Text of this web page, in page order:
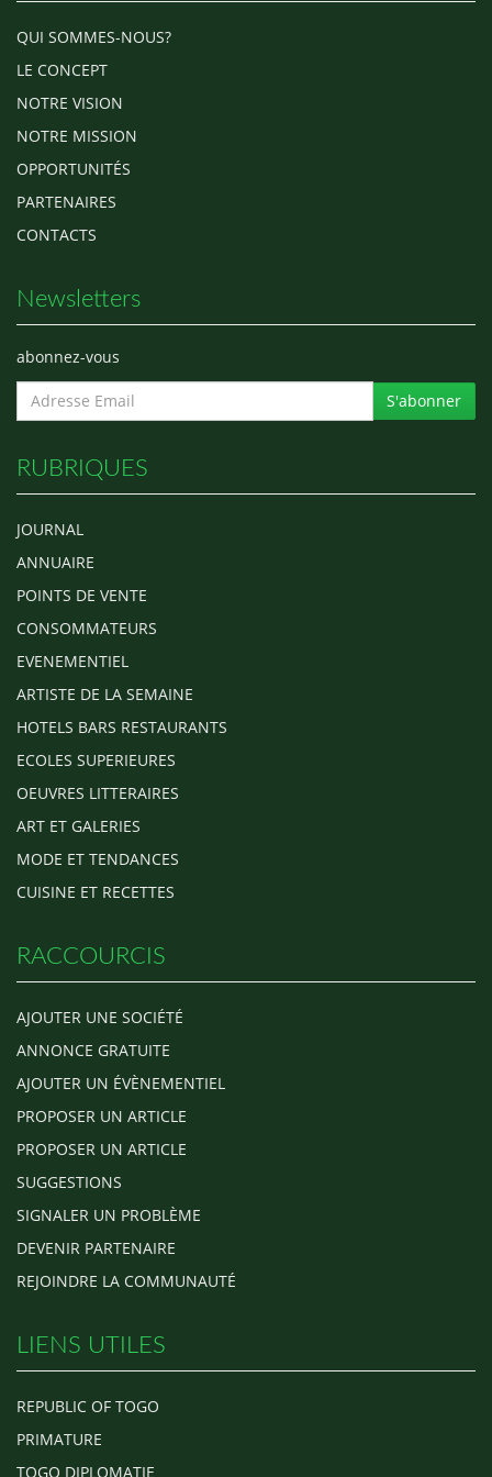
QUI SOMMES-NOUS?
LE CONCEPT
NOTRE VISION
NOTRE MISSION
OPPORTUNITÉS
PARTENAIRES
CONTACTS
Newsletters
abonnez-vous
S'abonner
RUBRIQUES
JOURNAL
ANNUAIRE
POINTS DE VENTE
CONSOMMATEURS
EVENEMENTIEL
ARTISTE DE LA SEMAINE
HOTELS BARS RESTAURANTS
ECOLES SUPERIEURES
OEUVRES LITTERAIRES
ART ET GALERIES
MODE ET TENDANCES
CUISINE ET RECETTES
RACCOURCIS
AJOUTER UNE SOCIÉTÉ
ANNONCE GRATUITE
AJOUTER UN ÉVÈNEMENTIEL
PROPOSER UN ARTICLE
PROPOSER UN ARTICLE
SUGGESTIONS
SIGNALER UN PROBLÈME
DEVENIR PARTENAIRE
REJOINDRE LA COMMUNAUTÉ
LIENS UTILES
REPUBLIC OF TOGO
PRIMATURE
TOGO DIPLOMATIE